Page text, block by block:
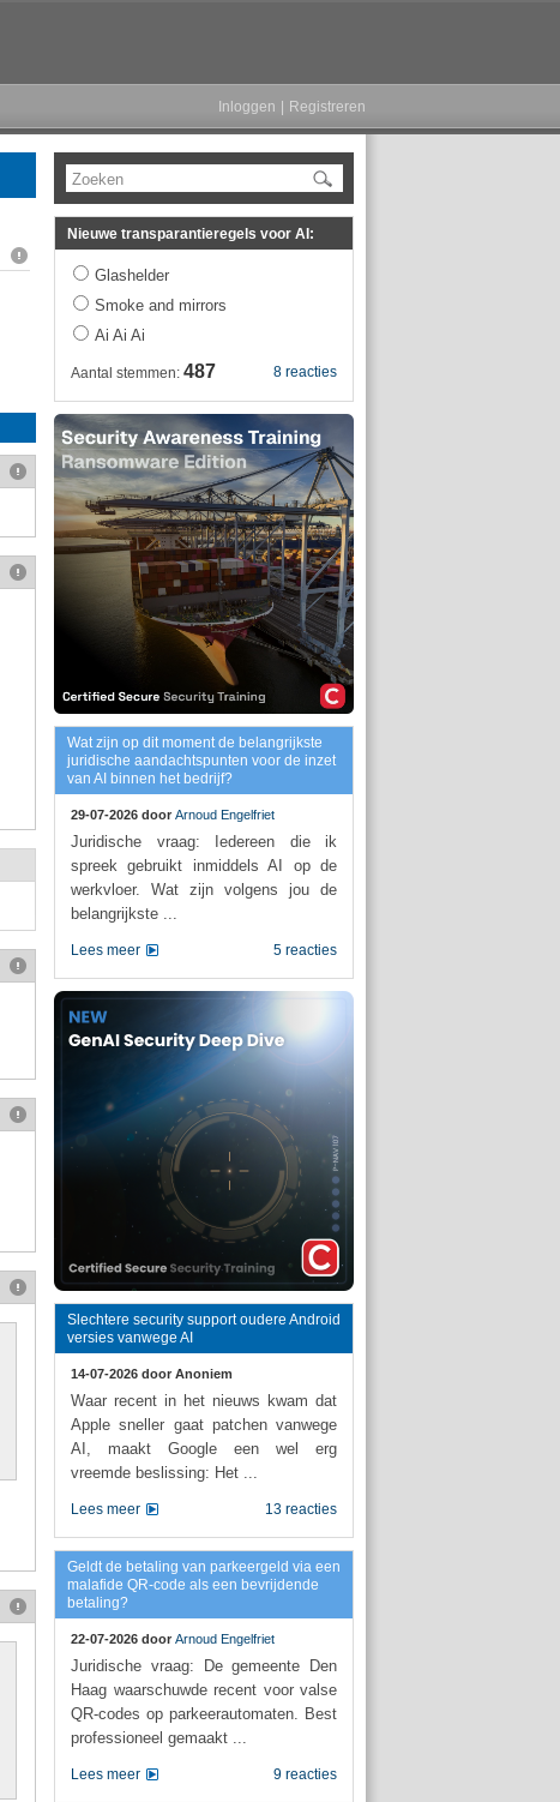
Inloggen Registreren
Zoeken
Nieuwe transparantieregels voor AI:
Glashelder
Smoke and mirrors
Ai Ai Ai
8 reacties
Aantal stemmen: 487
Wat zijn op dit moment de belangrijkste
juridische aandachtspunten voor de inzet
van AI binnen het bedrijf?
29-07-2026 door Arnoud Engelfriet
Juridische vraag: Iedereen die ik
spreek gebruikt inmiddels AI op de
werkvloer. Wat zijn volgens jou de
belangrijkste ...
5 reacties
Lees meer
Slechtere security support oudere Android
versies vanwege AI
14-07-2026 door Anoniem
Waar recent in het nieuws kwam dat
Apple sneller gaat patchen vanwege
AI, maakt Google een wel erg
vreemde beslissing: Het ...
13 reacties
Lees meer
Geldt de betaling van parkeergeld via een
malafide QR-code als een bevrijdende
betaling?
22-07-2026 door Arnoud Engelfriet
Juridische vraag: De gemeente Den
Haag waarschuwde recent voor valse
QR-codes op parkeerautomaten. Best
professioneel gemaakt ...
9 reacties
Lees meer